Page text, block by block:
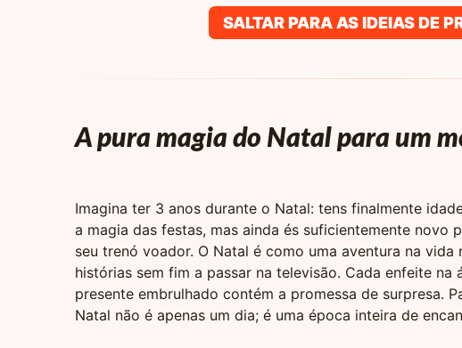
SALTAR PARA AS IDEIAS DE
A pura magia do Natal para um
Imagina ter 3 anos durante o Natal: tens finalmente
a magia das festas, mas ainda és suficientemente novo
seu trenó voador. O Natal é como uma aventura na vida
histórias sem fim a passar na televisão. Cada enfeite na
presente embrulhado contém a promessa de surpresa.
Natal não é apenas um dia; é uma época inteira de